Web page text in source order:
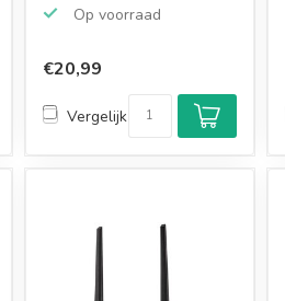
Op voorraad
€20,99
Vergelijk